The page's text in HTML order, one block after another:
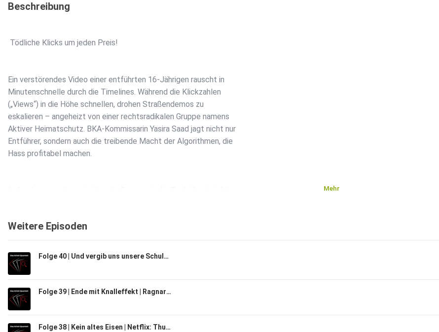
Beschreibung
️ Tödliche Klicks um jeden Preis!
Ein verstörendes Video einer entführten 16‑Jährigen rauscht in
Minutenschnelle durch die Timelines. Während die Klickzahlen
(„Views“) in die Höhe schnellen, drohen Straßendemos zu
eskalieren – angeheizt von einer rechtsradikalen Gruppe namens
Aktiver Heimatschutz. BKA‑Kommissarin Yasira Saad jagt nicht nur
Entführer, sondern auch die treibende Macht der Algorithmen, die
Hass profitabel machen.
Kapitelmarken
– 00:00 Begrüßung
– 00:52 Inhalt
Mehr
Weitere Episoden
Folge 40 | Und vergib uns unsere Schuld | Knives Out 3: Wake Up Dead Man
Folge 39 | Ende mit Knalleffekt | Ragnar Jonasson: Weich fällt der Schnee
Folge 38 | Kein altes Eisen | Netflix: Thursday Murder Club / Donnerstagsmordclub